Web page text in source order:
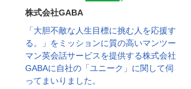
株式会社GABA
「大胆不敵な人生目標に挑む人を応援す
る。」をミッションに質の高いマンツー
マン英会話サービスを提供する株式会社
GABAに自社の「ユニーク」に関して伺
ってまいりました。